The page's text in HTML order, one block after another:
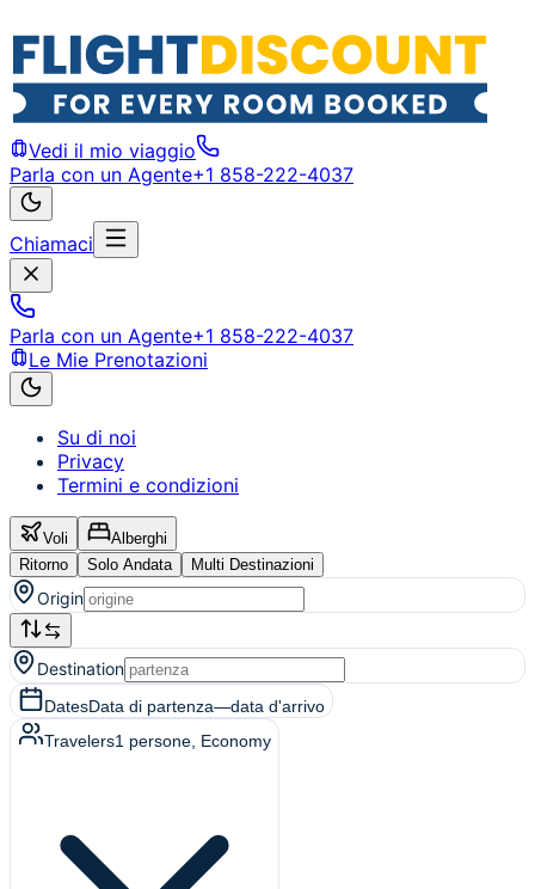
Vedi il mio viaggio
Parla con un Agente+1 858-222-4037
Chiamaci
Parla con un Agente+1 858-222-4037
Le Mie Prenotazioni
Su di noi
Privacy
Termini e condizioni
Voli
Alberghi
Ritorno
Solo Andata Multi Destinazioni
Origin
Destination
DatesData di partenza—data d'arrivo
Travelers1 persone , Economy